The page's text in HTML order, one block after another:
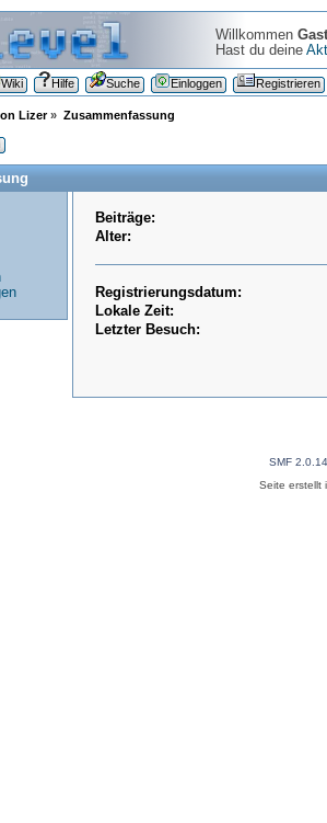
Willkommen Gast
Hast du deine
Wiki Hilfe Suche Einloggen Registrieren
Lizer» Zusammenfassung
Beiträge:
Alter:
Registrierungsdatum:
Lokale Zeit:
Letzter Besuch:
SMF 2.0.14
Seite erstellt